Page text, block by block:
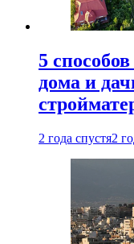
5
дома и
2 года спустя2